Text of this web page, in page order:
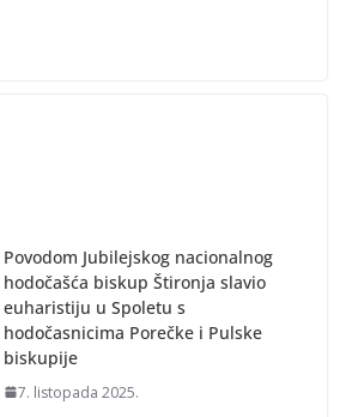
Povodom Jubilejskog nacionalnog
hodočašća biskup Štironja slavio
euharistiju u Spoletu s
hodočasnicima Porečke i Pulske
biskupije
7. listopada 2025.